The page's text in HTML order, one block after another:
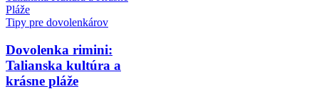
Tipy pre dovolenkárov
Dovolenka rimini:
Talianska kultúra a
krásne pláže